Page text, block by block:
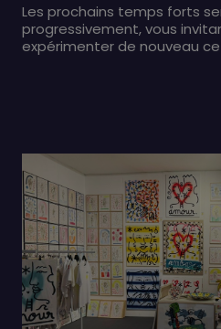
Les prochains temps forts
progressivement, vous
expérimenter de nouveau